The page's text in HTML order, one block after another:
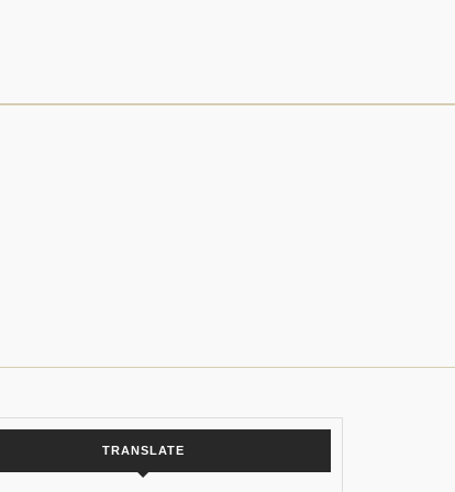
TRANSLATE